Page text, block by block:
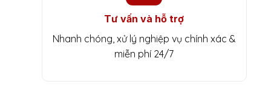
Tư vấn và hỗ trợ
Nhanh chóng, xử lý nghiệp vụ chính xác &
miễn phí 24/7